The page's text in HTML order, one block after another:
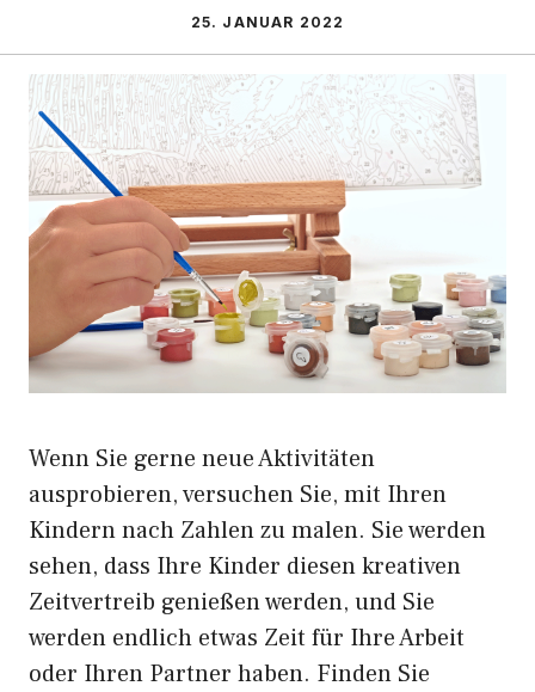
25. JANUAR 2022
Wenn Sie gerne neue Aktivitäten
ausprobieren, versuchen Sie, mit Ihren
Kindern nach Zahlen zu malen. Sie werden
sehen, dass Ihre Kinder diesen kreativen
Zeitvertreib genießen werden, und Sie
werden endlich etwas Zeit für Ihre Arbeit
oder Ihren Partner haben. Finden Sie